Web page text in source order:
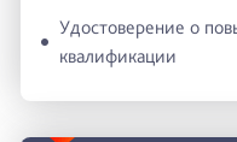
Удостоверение о
квалификации